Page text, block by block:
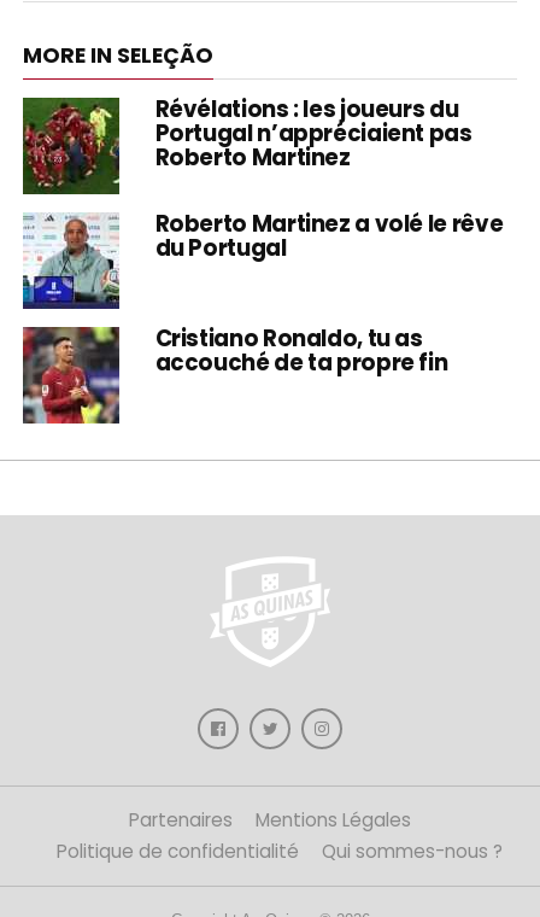
MORE IN SELEÇÃO
Révélations : les joueurs du
Portugal n’appréciaient pas
Roberto Martinez
Roberto Martinez a volé le rêve
du Portugal
Cristiano Ronaldo, tu as
accouché de ta propre fin
Partenaires
Mentions Légales
Politique de confidentialité
Qui sommes-nous ?